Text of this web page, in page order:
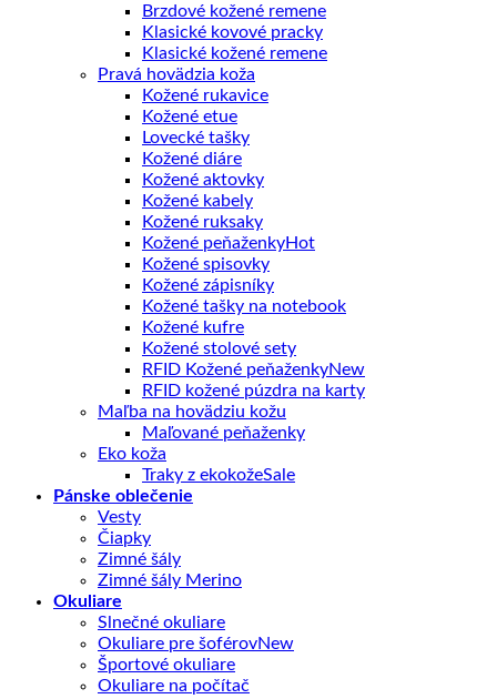
Brzdové kožené remene
Klasické kovové pracky
Klasické kožené remene
Pravá hovädzia koža
Kožené rukavice
Kožené etue
Lovecké tašky
Kožené diáre
Kožené aktovky
Kožené kabely
Kožené ruksaky
Kožené peňaženky
Kožené spisovky
Kožené zápisníky
Kožené tašky na notebook
Kožené kufre
Kožené stolové sety
RFID Kožené peňaženky
RFID kožené púzdra na karty
Maľba na hovädziu kožu
Maľované peňaženky
Eko koža
Traky z ekokože
Pánske oblečenie
Vesty
Čiapky
Zimné šály
Zimné šály Merino
Okuliare
Slnečné okuliare
Okuliare pre šoférov
Športové okuliare
Okuliare na počítač